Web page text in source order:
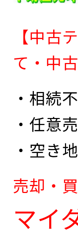
【中古
て・中
・相続
・任意
・空き地
売却・
マイ